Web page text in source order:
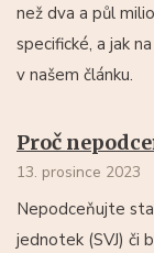
než dva a půl
specifické, a jak
v našem článku.
Proč
13. prosince 2023
Nepodceňujte
jednotek (SVJ) či